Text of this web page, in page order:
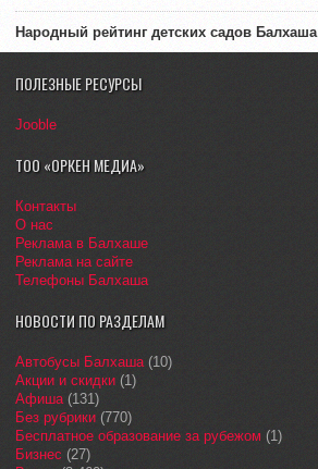
Народный рейтинг детских садов Балхаша
ПОЛЕЗНЫЕ РЕСУРСЫ
Jooble
ТОО «ОРКЕН МЕДИА»
Контакты
О нас
Реклама в Балхаше
Реклама на сайте
Телефоны Балхаша
НОВОСТИ ПО РАЗДЕЛАМ
Автобусы Балхаша(10)
Акции и скидки (1)
Афиша(131)
Без рубрики (770)
Бесплатное образование за рубежом (1)
Бизнес (27)